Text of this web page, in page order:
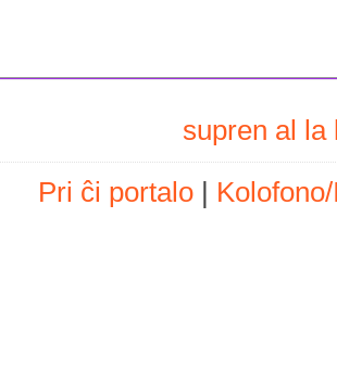
supren al la
Pri ĉi portalo|